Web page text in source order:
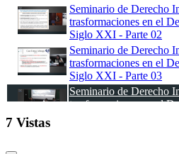
Seminario de Derecho
trasformaciones en el
Siglo XXI - Parte 02
Seminario de Derecho
trasformaciones en el
Siglo XXI - Parte 03
Seminario de Derecho
trasformaciones en el
7 Vistas